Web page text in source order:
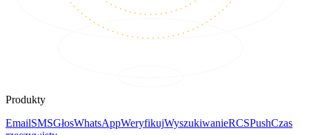
Produkty
EmailSMSGłosWhatsAppWeryfikujWyszukiwanieRCSPushCzas